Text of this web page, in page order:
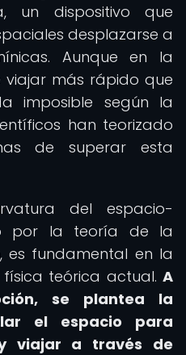
un dispositivo que
desplazarse a
Aunque en la
más rápido que
imposible según la
han teorizado
de superar esta
del espacio-
por la teoría de la
es fundamental en la
teórica actual. A
se plantea la
el espacio para
viajar a través de